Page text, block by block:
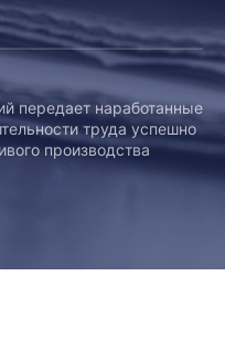
передает наработанные
труда успешно
производства